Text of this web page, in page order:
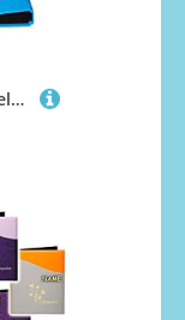
alles-meine.de GmbH Sammelordner/Ringbuch Zeugnisse incl. Namen - ROT A4 für Dokumente/Zeugnis/Zeugnisheft/Zeugnismappe/Zeugnisordner/Dokumentenmappe - Ordner Rin..